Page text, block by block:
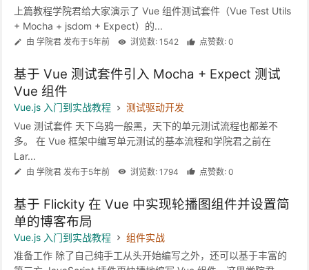
上篇教程学院君给大家演示了 Vue 组件测试套件（Vue Test Utils
+ Mocha + jsdom + Expect）的...
由 学院君 发布于5年前 浏览数: 1542 点赞数: 0
基于 Vue 测试套件引入 Mocha + Expect 测试
Vue 组件
Vue.js 入门到实战教程
测试驱动开发
Vue 测试套件 天下乌鸦一般黑，天下的单元测试流程也都差不
多。 在 Vue 框架中编写单元测试的基本流程和学院君之前在
Lar...
由 学院君 发布于5年前 浏览数: 1794 点赞数: 0
基于 Flickity 在 Vue 中实现轮播图组件并设置简
单的博客布局
Vue.js 入门到实战教程
组件实战
准备工作 除了自己纯手工从头开始编写之外，还可以基于丰富的